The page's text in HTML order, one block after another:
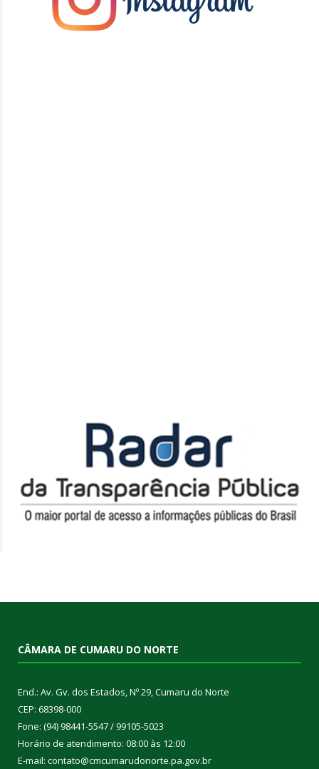
CÂMARA DE CUMARU DO NORTE
End.: Av. Gv. dos Estados, Nº 29, Cumaru do Norte
CEP: 68398-000
Fone: (94) 98441-5547 / 99105-5023
Horário de atendimento: 08:00 às 12:00
E-mail: contato@cmcumarudonorte.pa.gov.br